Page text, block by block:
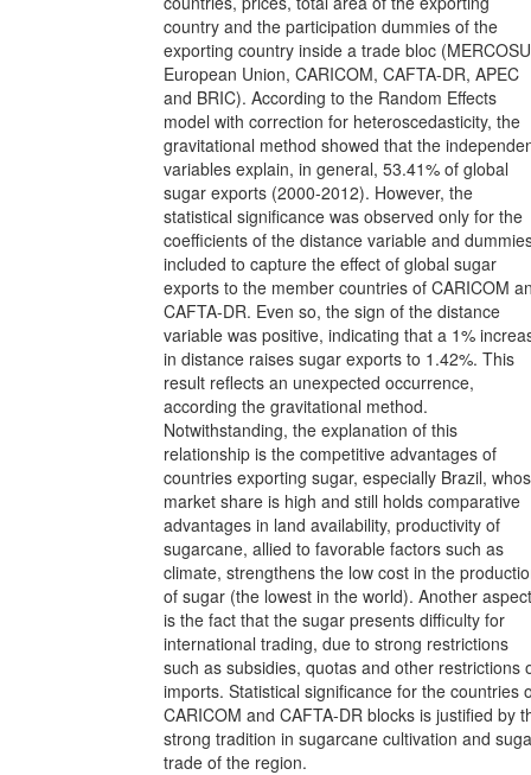
country and the participation dummies of the
exporting country inside a trade bloc
European Union, CARICOM, CAFTA-DR, APEC
and BRIC). According to the Random Effects
model with correction for heteroscedasticity, the
gravitational method showed that the
variables explain, in general, 53.41% of global
sugar exports (2000-2012). However, the
statistical significance was observed only for the
coefficients of the distance variable and
included to capture the effect of global sugar
exports to the member countries of CARICOM
CAFTA-DR. Even so, the sign of the distance
variable was positive, indicating that a 1%
in distance raises sugar exports to 1.42%. This
result reflects an unexpected occurrence,
according the gravitational method.
Notwithstanding, the explanation of this
relationship is the competitive advantages of
countries exporting sugar, especially Brazil,
market share is high and still holds comparative
advantages in land availability, productivity of
sugarcane, allied to favorable factors such as
climate, strengthens the low cost in the
of sugar (the lowest in the world). Another aspect
is the fact that the sugar presents difficulty for
international trading, due to strong restrictions
such as subsidies, quotas and other restrictions
imports. Statistical significance for the countries
CARICOM and CAFTA-DR blocks is justified by
strong tradition in sugarcane cultivation and
trade of the region.